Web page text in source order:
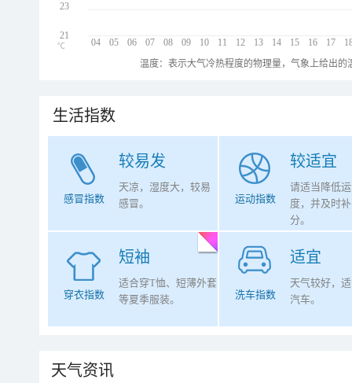
04 05 06 07 08 09 10 11 12 13 14 15 16 17
23
21
℃
温度：表示大气冷热程度的物理量，气象上给出
生活指数
较易发
感冒指数
天凉，湿度大，较易
感冒。
较适宜
运动指数
请适当降低
度，并及时
分。
短袖
穿衣指数
适合穿T恤、短薄外套
等夏季服装。
适宜
洗车指数
天气较好，
汽车。
天气资讯